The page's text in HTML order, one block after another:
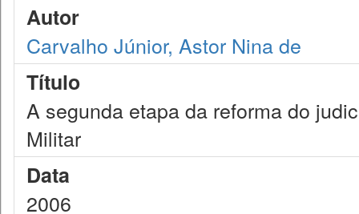
Autor
Carvalho Júnior, Astor Nina de
Título
A segunda etapa da reforma do
Militar
Data
2006